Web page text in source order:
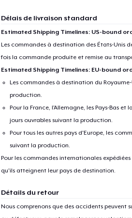
Délais de livraison standard
Estimated Shipping Timelines: US-bound
Les commandes à destination des États-Unis
fois la commande produite et remise au
Estimated Shipping Timelines: EU-bound
Les commandes à destination du
production.
Pour la France, l'Allemagne, les Pays-Bas et
jours ouvrables suivant la production.
Pour tous les autres pays d'Europe, les
suivant la production.
Pour les commandes internationales expédiées
qu'ils atteignent leur pays de destination.
Détails du retour
Nous comprenons que des accidents peuvent